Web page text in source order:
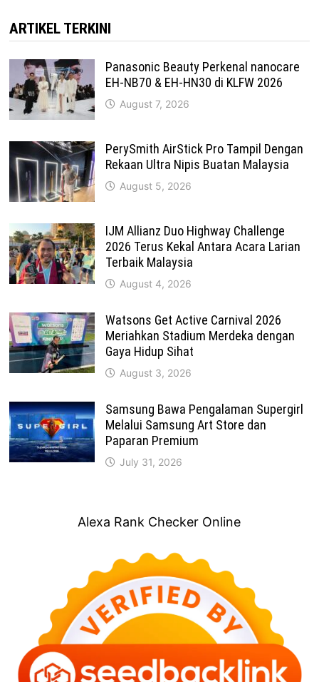
ARTIKEL TERKINI
Panasonic Beauty Perkenal nanocare
EH-NB70 & EH-HN30 di KLFW 2026
August 7, 2026
PerySmith AirStick Pro Tampil Dengan
Rekaan Ultra Nipis Buatan Malaysia
August 5, 2026
IJM Allianz Duo Highway Challenge
2026 Terus Kekal Antara Acara Larian
Terbaik Malaysia
August 4, 2026
Watsons Get Active Carnival 2026
Meriahkan Stadium Merdeka dengan
Gaya Hidup Sihat
August 3, 2026
Samsung Bawa Pengalaman Supergirl
Melalui Samsung Art Store dan
Paparan Premium
July 31, 2026
Alexa Rank Checker Online